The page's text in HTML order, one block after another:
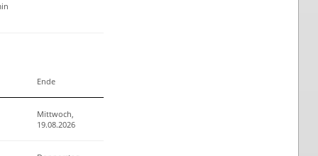
Ende
Mittwoch,
19.08.2026